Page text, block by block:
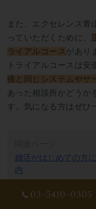
また、エクセレンス青
っていただくために、
ライアルコース があり
トライアルコースは安
後と同じシステムやサ
あった相談所かどうか
す。気になる方はぜひ
婚活がはじめての方
内